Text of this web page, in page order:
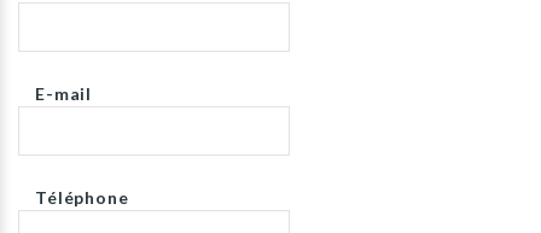
E-mail
Téléphone